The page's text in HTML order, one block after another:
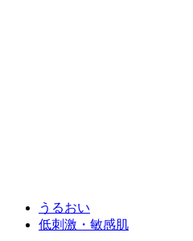
うるおい
低刺激・敏感肌